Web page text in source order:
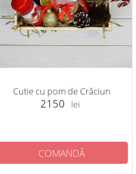
Cutie cu pom de Crăciun
2150 lei
COMANDĂ